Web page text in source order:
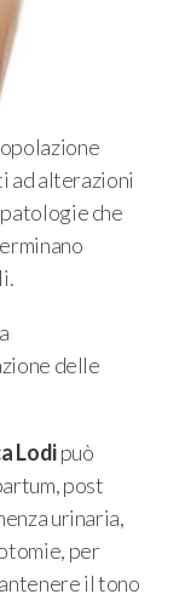
ad alterazioni
che
delle
Lodipuò
post
urinaria,
per
il tono